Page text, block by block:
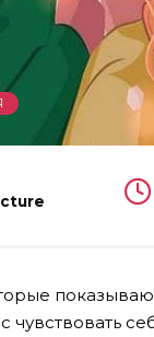
чувствовать